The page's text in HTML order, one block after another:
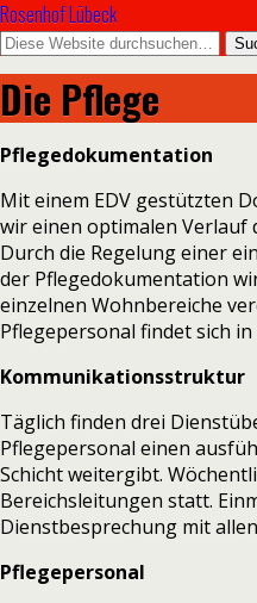
Rosenhof Lübeck
Die Pflege
Pflegedokumentation
Mit einem EDV gestützten
wir einen optimalen Verlauf
Durch die Regelung einer
der Pflegedokumentation
einzelnen Wohnbereiche
Pflegepersonal findet sich
Kommunikationsstruktur
Täglich finden drei
Pflegepersonal einen
Schicht weitergibt.
Bereichsleitungen statt.
Dienstbesprechung mit
Pflegepersonal